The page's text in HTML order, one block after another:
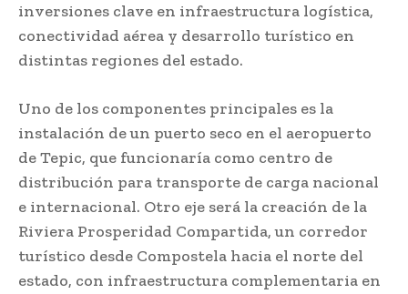
inversiones clave en infraestructura logística,
conectividad aérea y desarrollo turístico en
distintas regiones del estado.
Uno de los componentes principales es la
instalación de un puerto seco en el aeropuerto
de Tepic, que funcionaría como centro de
distribución para transporte de carga nacional
e internacional. Otro eje será la creación de la
Riviera Prosperidad Compartida, un corredor
turístico desde Compostela hacia el norte del
estado, con infraestructura complementaria en